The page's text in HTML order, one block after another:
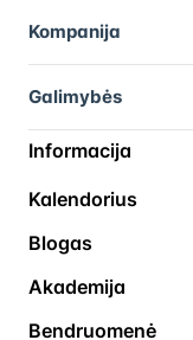
Kompanija
Galimybės
Informacija
Kalendorius
Blogas
Akademija
Bendruomenė